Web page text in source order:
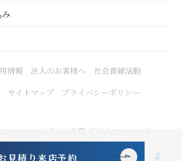
見積り来店予約
情報 法人のお客様へ
社会貢献活動
サイトマップ プライバシーポリシー
カーテンじゅうたん王国 All Rights Reserved.